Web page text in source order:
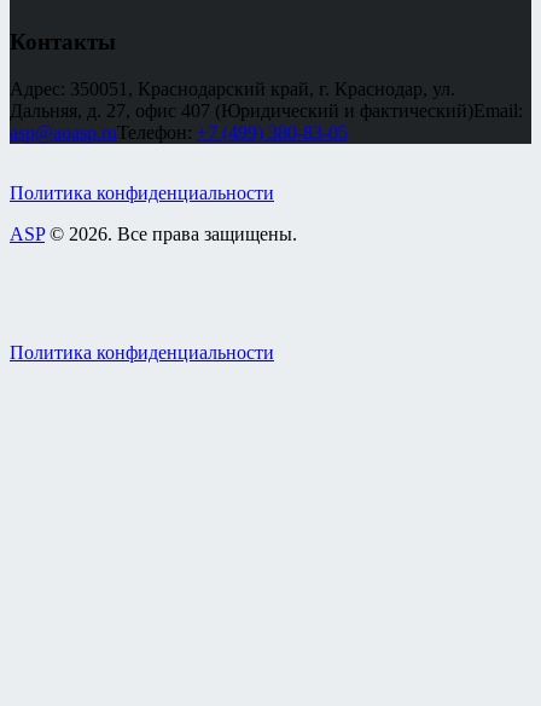
Контакты
Адрес: 350051, Краснодарский край, г. Краснодар, ул.
Дальняя, д. 27, офис 407 (Юридический и фактический)Email:
asp@aoasp.ruТелефон: +7 (499) 380-83-05
Политика конфиденциальности
ASP© 2026. Все права защищены.
Политика конфиденциальности